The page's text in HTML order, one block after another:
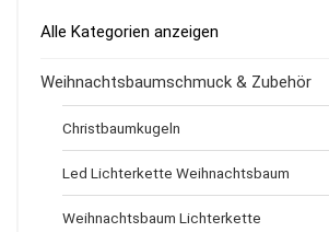
Alle Kategorien anzeigen
Weihnachtsbaumschmuck & Zubehör
Christbaumkugeln
Led Lichterkette Weihnachtsbaum
Weihnachtsbaum Lichterkette